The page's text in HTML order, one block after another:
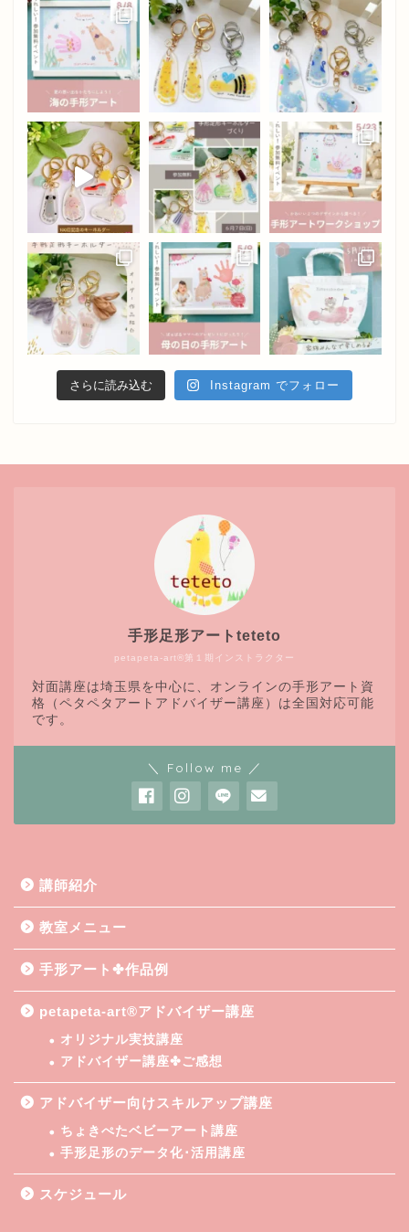
さらに読み込む Instagram でフォロー
petapeta-art®第１期インストラクター
手形足形アートteteto
対面講座は埼玉県を中心に、オンラインの手形アート資
格（ペタペタアートアドバイザー講座）は全国対応可能
です。
＼ Follow me ／
講師紹介
教室メニュー
手形アート✤作品例
petapeta-art®アドバイザー講座
オリジナル実技講座
アドバイザー講座✤ご感想
アドバイザー向けスキルアップ講座
ちょきぺたベビーアート講座
手形足形のデータ化･活用講座
スケジュール